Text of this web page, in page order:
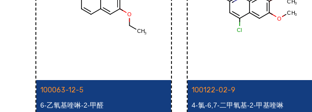
100063-12-5
6-乙氧基喹啉-2-甲醛
100122-02-9
4-氯-6,7-二甲氧基-2-甲基喹啉